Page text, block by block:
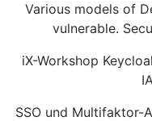
Various models of
vulnerable.
iX-Workshop
SSO und Multifaktor-